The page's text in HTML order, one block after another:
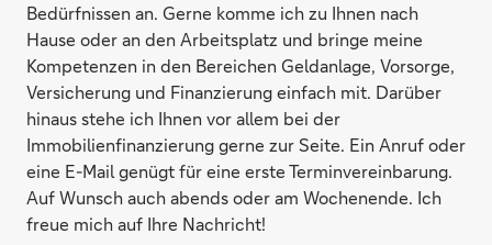
Bedürfnissen an. Gerne komme ich zu Ihnen nach
Hause oder an den Arbeitsplatz und bringe meine
Kompetenzen in den Bereichen Geldanlage, Vorsorge,
Versicherung und Finanzierung einfach mit. Darüber
hinaus stehe ich Ihnen vor allem bei der
Immobilienfinanzierung gerne zur Seite. Ein Anruf oder
eine E-Mail genügt für eine erste Terminvereinbarung.
Auf Wunsch auch abends oder am Wochenende. Ich
freue mich auf Ihre Nachricht!